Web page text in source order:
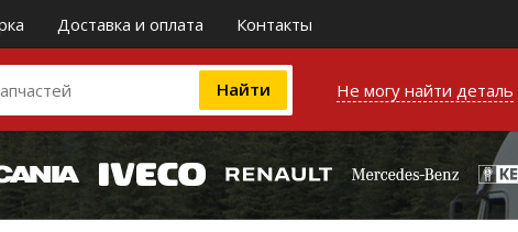
Доставка и оплата Контакты
Не могу найти деталь